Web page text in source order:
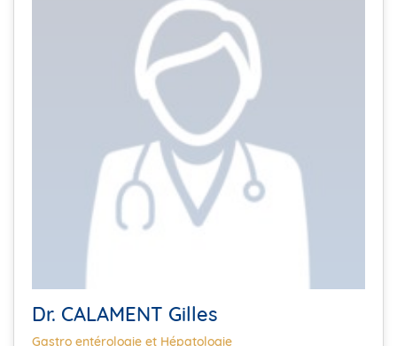
Dr. CALAMENT Gilles
Gastro entérologie et Hépatologie